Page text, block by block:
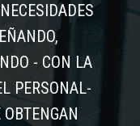
- CON LA
PERSONAL-